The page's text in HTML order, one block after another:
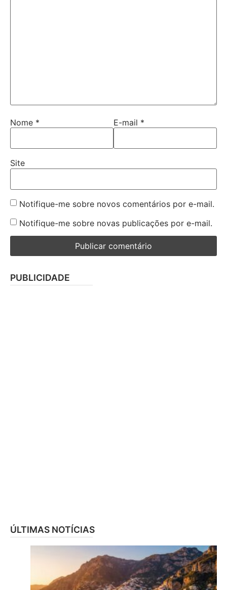
Nome * E-mail *
Site
Notifique-me sobre novos comentários por e-mail.
Notifique-me sobre novas publicações por e-mail.
PUBLICIDADE
ÚLTIMAS NOTÍCIAS